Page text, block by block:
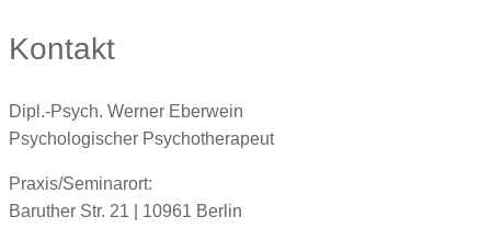
Kontakt
Dipl.-Psych. Werner Eberwein
Psychologischer Psychotherapeut
Praxis/Seminarort:
Baruther Str. 21 | 10961 Berlin